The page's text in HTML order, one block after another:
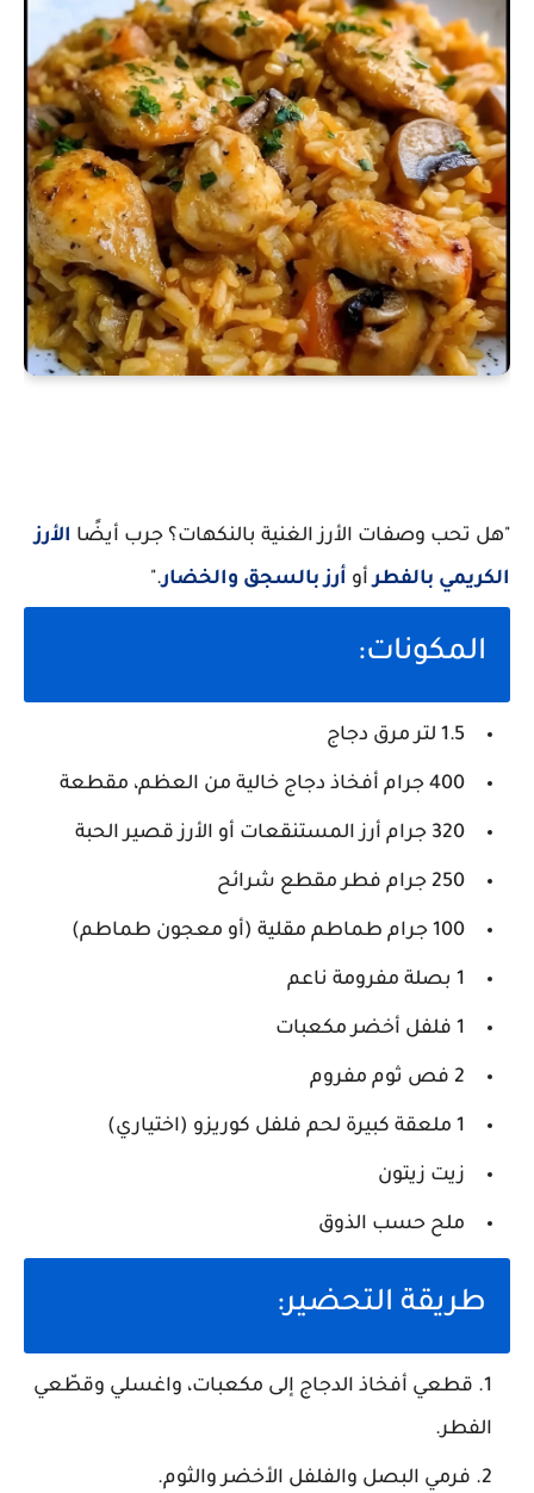
"هل تحب وصفات الأرز الغنية بالنكهات؟ جرب أيضًا الأرز
الكريمي بالفطرأو أرز بالسجق والخضار."
المكونات:
1.5 لتر مرق دجاج
400 جرام أفخاذ دجاج خالية من العظم، مقطعة
320 جرام أرز المستنقعات أو الأرز قصير الحبة
250 جرام فطر مقطع شرائح
100 جرام طماطم مقلية (أو معجون طماطم)
1 بصلة مفرومة ناعم
1 فلفل أخضر مكعبات
2 فص ثوم مفروم
1 ملعقة كبيرة لحم فلفل كوريزو (اختياري)
زيت زيتون
ملح حسب الذوق
طريقة التحضير:
قطعي أفخاذ الدجاج إلى مكعبات، واغسلي وقطّعي
الفطر.
فرمي البصل والفلفل الأخضر والثوم.